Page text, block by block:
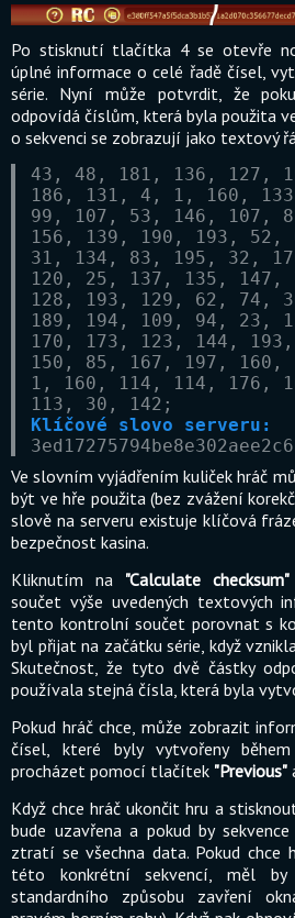
Po stisknutí tlačítka 4 se otevře
úplné informace o celé řadě čísel,
série. Nyní může potvrdit, že
odpovídá číslům, která byla použita
o sekvenci se zobrazují jako textový
43, 48, 181, 136, 127,
186, 131, 4, 1, 160,
99, 107, 53, 146, 107,
156, 139, 190, 193, 52,
31, 134, 83, 195, 32,
120, 25, 137, 135, 147,
128, 193, 129, 62, 74,
189, 194, 109, 94, 23,
170, 173, 123, 144,
150, 85, 167, 197, 160,
1, 160, 114, 114, 176,
113, 30, 142;
Klíčové slovo serveru:
Ve slovním vyjádřením kuliček hráč
být ve hře použita (bez zvážení
slově na serveru existuje klíčová
bezpečnost kasina.
Kliknutím na "Calculate checksum"
součet výše uvedených textových
tento kontrolní součet porovnat s
byl přijat na začátku série, když
Skutečnost, že tyto dvě částky
používala stejná čísla, která byla
Pokud hráč chce, může zobrazit
čísel, které byly vytvořeny
procházet pomocí tlačítek "Previous"
Když chce hráč ukončit hru a
bude uzavřena a pokud by
ztratí se všechna data. Pokud chce
této konkrétní sekvencí, měl
standardního způsobu zavření